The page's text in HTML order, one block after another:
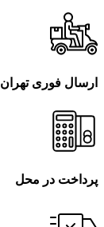
ارسال فوری تهران
پرداخت در محل